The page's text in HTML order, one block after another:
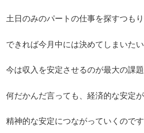
土日のみのパートの仕事を探すつもり
できれば今月中には決めてしまいたい
今は収入を安定させるのが最大の課
何だかんだ言っても、経済的な安定が
精神的な安定につながっていくのです